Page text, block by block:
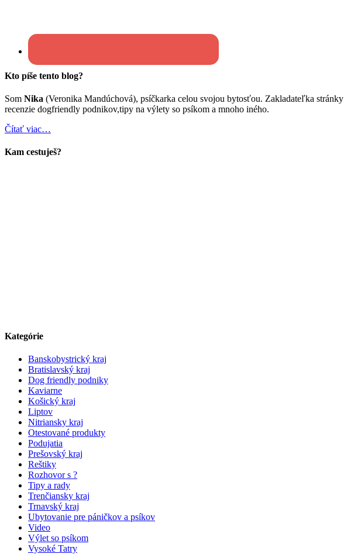
Kto píše tento blog?
Som Nika (Veronika Mandúchová), psíčkarka celou svojou bytosťou. Zakladateľka stránky
recenzie dogfriendly podnikov,tipy na výlety so psíkom a mnoho iného.
Čítať viac…
Kam cestuješ?
Kategórie
Banskobystrický kraj
Bratislavský kraj
Dog friendly podniky
Kaviarne
Košický kraj
Liptov
Nitriansky kraj
Otestované produkty
Podujatia
Prešovský kraj
Reštiky
Rozhovor s ?
Tipy a rady
Trenčiansky kraj
Trnavský kraj
Ubytovanie pre páničkov a psíkov
Video
Výlet so psíkom
Vysoké Tatry